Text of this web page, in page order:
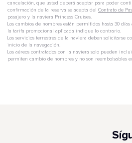
cancelación, que usted deberá aceptar para poder
confirmación de la reserva se acepta del Contrato de
pasajero y la naviera Princess Cruises.
Los cambios de nombres están permitidos hasta 30
la tarifa promocional aplicada indique lo contrario.
Los servicios terrestres de la naviera deben solicitarse
inicio de la navegación.
Los aéreos contratados con la naviera solo pueden
permiten cambio de nombres y no son reembolsables